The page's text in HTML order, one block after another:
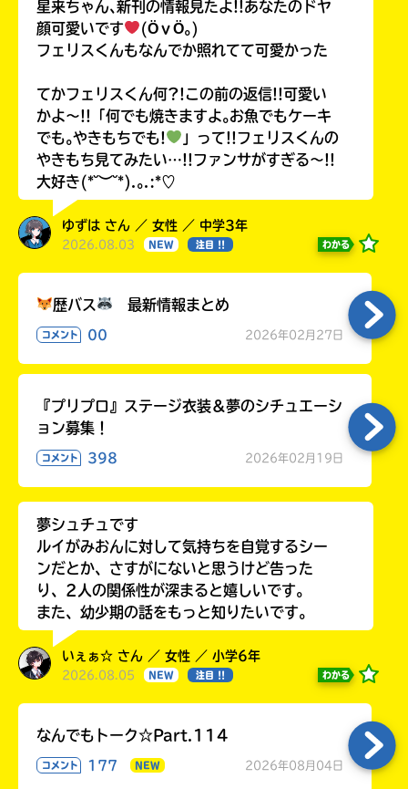
星来ちゃん､新刊の情報見たよ!!あなたのドヤ
顔可愛いです
(ӦｖӦ｡)
フェリスくんもなんでか照れてて可愛かった
てかフェリスくん何?!この前の返信!!可愛い
かよ〜!!「何でも焼きますよ｡お魚でもケーキ
でも｡やきもちでも!
」って!!フェリスくんの
やきもち見てみたい…!!ファンサがすぎる〜!!
大好き(*˘︶˘*).｡.:*♡
ゆずは さん ／ 女性 ／ 中学3年
2026.08.03 NEW 注目 !! わかる
歴バス 最新情報まとめ
コメント 00 2026年02月27日
『プリプロ』ステージ衣装＆夢のシチュエーシ
ョン募集！
コメント 398 2026年02月19日
夢シュチュです
ルイがみおんに対して気持ちを自覚するシー
ンだとか、さすがにないと思うけど告った
り、2人の関係性が深まると嬉しいです。
また、幼少期の話をもっと知りたいです。
いぇぁ☆ さん ／ 女性 ／ 小学6年
2026.08.05 NEW 注目 !! わかる
なんでもトーク☆Part.114
コメント 177 NEW 2026年08月04日
入
内
に
エ
ラ
ー
の
で、
も
一
認
し
て